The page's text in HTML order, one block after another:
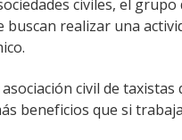
civiles, el
realizar una
civil de
beneficios que si